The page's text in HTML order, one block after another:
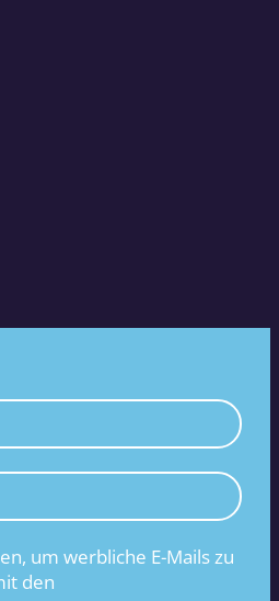
um werbliche E-Mails zu
den